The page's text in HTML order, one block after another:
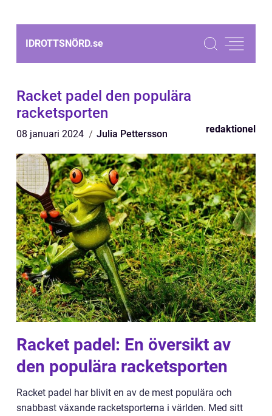
IDROTTSNÖRD.se
Racket padel den populära
racketsporten
08 januari 2024 Julia Pettersson redaktionel
Racket padel: En översikt av
den populära racketsporten
Racket padel har blivit en av de mest populära och
snabbast växande racketsporterna i världen. Med sitt